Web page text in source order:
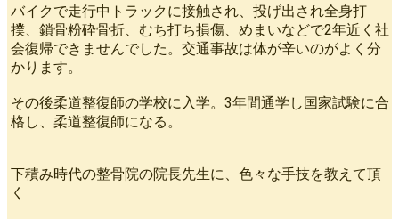
バイクで走行中トラックに接触され、投げ出され全身打
撲、鎖骨粉砕骨折、むち打ち損傷、めまいなどで2年近く社
会復帰できませんでした。交通事故は体が辛いのがよく分
かります。
その後柔道整復師の学校に入学。3年間通学し国家試験に合
格し、柔道整復師になる。
下積み時代の整骨院の院長先生に、色々な手技を教えて頂
く